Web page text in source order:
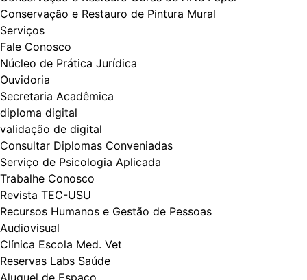
Conservação e Restauro de Pintura Mural
Serviços
Fale Conosco
Núcleo de Prática Jurídica
Ouvidoria
Secretaria Acadêmica
diploma digital
validação de digital
Consultar Diplomas Conveniadas
Serviço de Psicologia Aplicada
Trabalhe Conosco
Revista TEC-USU
Recursos Humanos e Gestão de Pessoas
Audiovisual
Clínica Escola Med. Vet
Reservas Labs Saúde
Aluguel de Espaço